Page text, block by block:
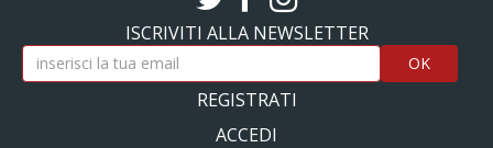
ISCRIVITI ALLA NEWSLETTER
OK
REGISTRATI
ACCEDI